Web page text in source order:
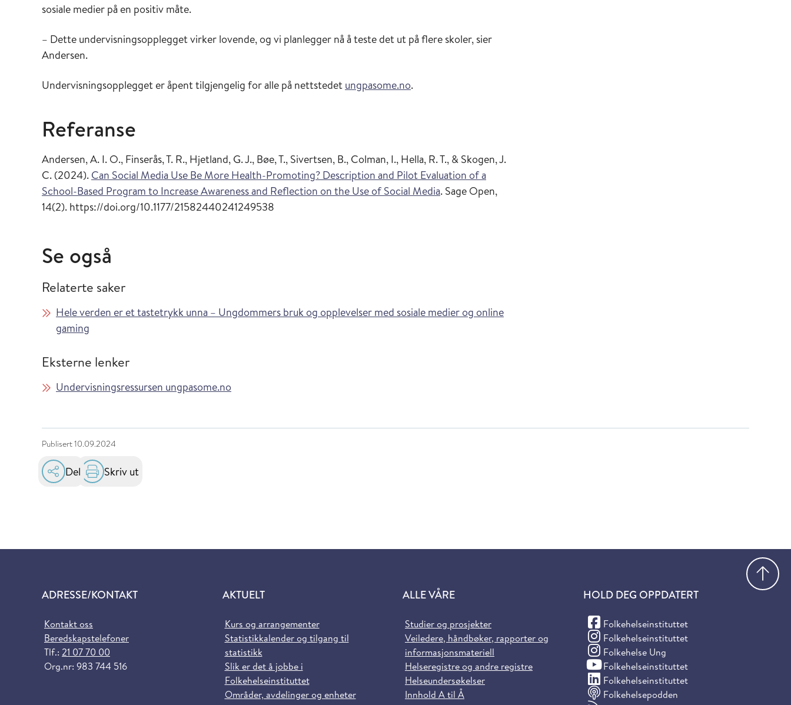
sosiale medier på en positiv måte.
– Dette undervisningsopplegget virker lovende, og vi planlegger nå å teste det ut på flere skoler, sier
Andersen.
Undervisningsopplegget er åpent tilgjengelig for alle på nettstedet ungpasome.no.
Referanse
Andersen, A. I. O., Finserås, T. R., Hjetland, G. J., Bøe, T., Sivertsen, B., Colman, I., Hella, R. T., & Skogen, J.
C. (2024). Can Social Media Use Be More Health-Promoting? Description and Pilot Evaluation of a
School-Based Program to Increase Awareness and Reflection on the Use of Social Media. Sage Open,
14(2). https://doi.org/10.1177/21582440241249538
Se også
Relaterte saker
Hele verden er et tastetrykk unna – Ungdommers bruk og opplevelser med sosiale medier og online
gaming
Eksterne lenker
Undervisningsressursen ungpasome.no
Publisert10.09.2024
Del Skriv ut
ADRESSE/KONTAKT
Kontakt oss
Beredskapstelefoner
Tlf.: 21 07 70 00
Org.nr: 983 744 516
AKTUELT
Kurs og arrangementer
Statistikkalender og tilgang til
statistikk
Slik er det å jobbe i
Folkehelseinstituttet
Områder, avdelinger og enheter
ALLE VÅRE
Studier og prosjekter
Veiledere, håndbøker, rapporter og
informasjonsmateriell
Helseregistre og andre registre
Helseundersøkelser
Innhold A til Å
HOLD DEG OPPDATERT
Folkehelseinstituttet
(Facebook)
Folkehelseinstituttet
(Instagram)
Folkehelse Ung
(Instagram)
Folkehelseinstituttet
(YouTube)
Folkehelseinstituttet
(LinkedIn)
Folkehelsepodden